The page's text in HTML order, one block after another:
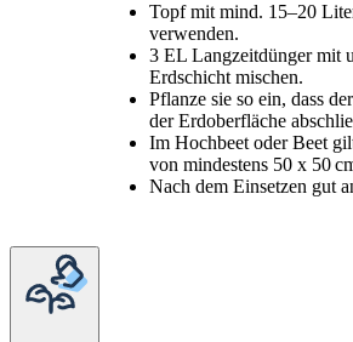
Topf mit mind. 15–20
verwenden.
3 EL Langzeitdünger mit
Erdschicht mischen.
Pflanze sie so ein, dass
der Erdoberfläche
Im Hochbeet oder Beet
von mindestens 50 x 50
Nach dem Einsetzen gut